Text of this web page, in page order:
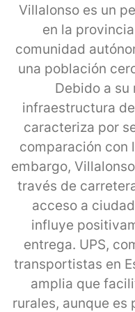
Villalonso es un
en la
comunidad
una población
Debido a su
infraestructura
caracteriza por
comparación con
embargo,
través de
acceso a
influye
entrega. UPS,
transportistas en
amplia que
rurales, aunque es